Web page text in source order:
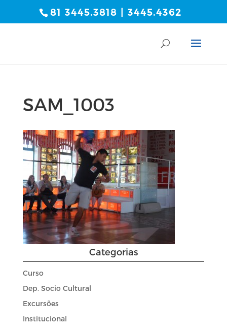
81 3445.3818 | 3445.4362
SAM_1003
Categorias
Curso
Dep. Socio Cultural
Excursões
Institucional